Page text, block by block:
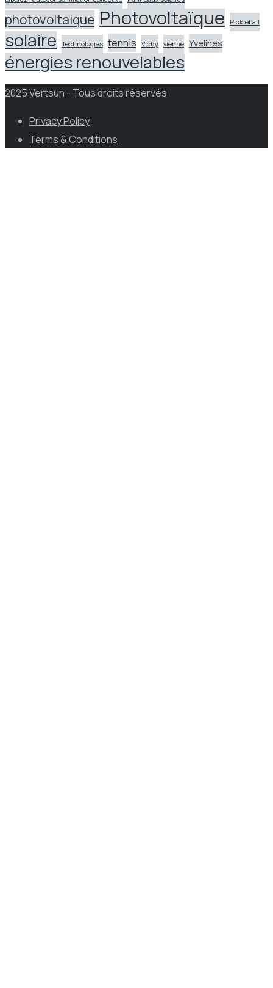
photovoltaique Photovoltaïque Pickleball
solaire Technologies tennis Vichy vienne Yvelines
énergies renouvelables
2025 Vertsun - Tous droits réservés
Privacy Policy
Terms & Conditions